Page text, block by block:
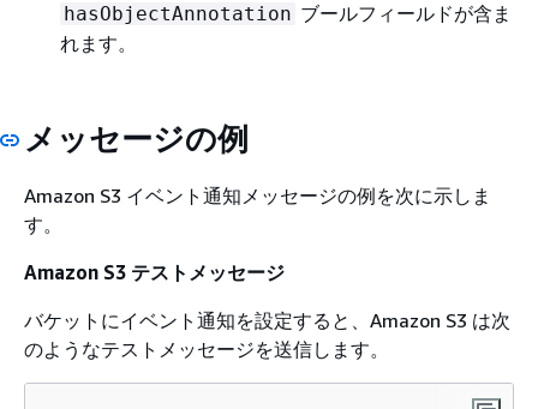
hasObjectAnnotation ブールフィールドが含ま
れます。
メッセージの例
Amazon S3 イベント通知メッセージの例を次に示しま
す。
Amazon S3 テストメッセージ
バケットにイベント通知を設定すると、Amazon S3 は次
のようなテストメッセージを送信します。